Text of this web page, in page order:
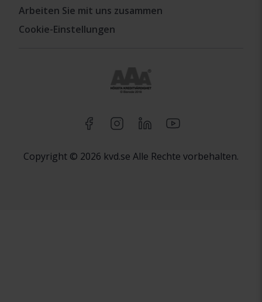
Arbeiten Sie mit uns zusammen
Cookie-Einstellungen
Copyright © 2026 kvd.se Alle Rechte vorbehalten.